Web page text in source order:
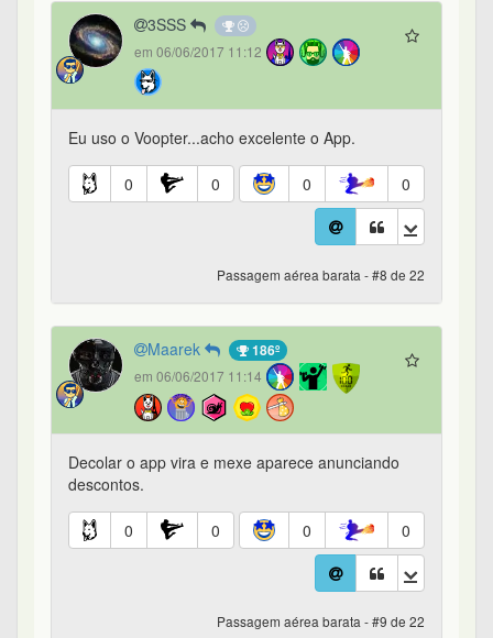
3SSS
em 06/06/2017 11:12
Eu uso o Voopter...acho excelente o App.
0 0 0 0
Passagem aérea barata - #8 de 22
Maarek 186º
em 06/06/2017 11:14
Decolar o app vira e mexe aparece anunciando
descontos.
0 0 0 0
Passagem aérea barata - #9 de 22